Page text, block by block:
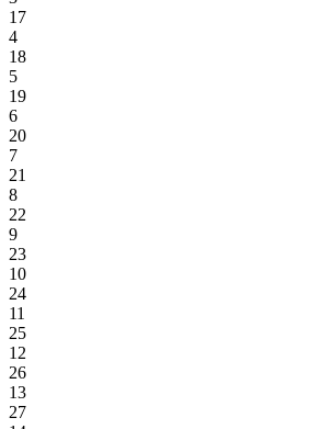
17
4
18
5
19
6
20
7
21
8
22
9
23
10
24
11
25
12
26
13
27